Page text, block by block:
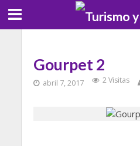
Gourpet 2
abril 7, 2017 2 Visitas